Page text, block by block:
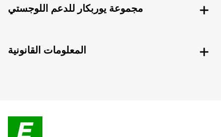
مجموعة يوربكار للدعم اللوجستي
المعلومات القانونية